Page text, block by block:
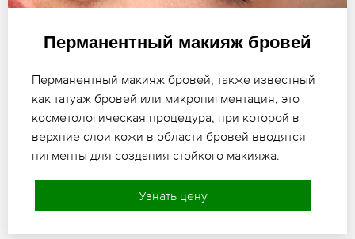
Перманентный макияж бровей
Перманентный макияж бровей, также известный
как татуаж бровей или микропигментация, это
косметологическая процедура, при которой в
верхние слои кожи в области бровей вводятся
пигменты для создания стойкого макияжа.
Узнать цену